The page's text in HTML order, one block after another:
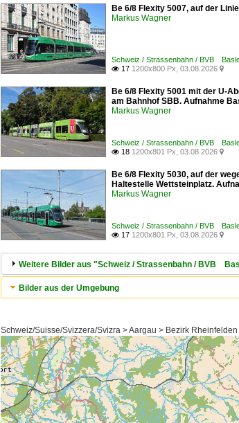
Be 6/8 Flexity 5007, auf der
Markus Wagner
Schweiz / Strassenbahn / BVB
 17 1200x800 Px, 03.08.2026 
Be 6/8 Flexity 5001 mit der U-
am Bahnhof SBB. Aufnahme
Markus Wagner
Schweiz / Strassenbahn / BVB
 18 1200x801 Px, 03.08.2026 
Be 6/8 Flexity 5030, auf der
Haltestelle Wettsteinplatz.
Markus Wagner
Schweiz / Strassenbahn / BVB
 17 1200x801 Px, 03.08.2026 
Weitere Bilder aus "Schweiz / Strassenbahn / BVB
Bilder aus der Umgebung
Schweiz/Suisse/Svizzera/Svizra > Aargau > Bezirk